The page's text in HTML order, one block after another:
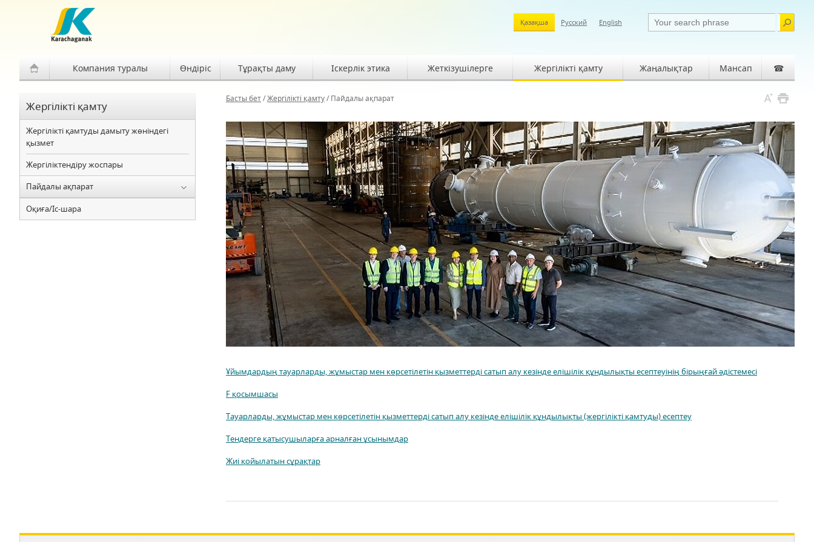
Қазақша Русский English
Компания туралы Өндіріс Тұрақты даму Іскерлік этика Жеткізушілерге Жергілікті қамту Жаңалықтар Мансап ☎
Жергілікті қамту
Жергілікті қамтуды дамыту жөніндегі
қызмет
Жергіліктендіру жоспары
Пайдалы ақпарат
Оқиға/Іс-шара
Басты бет/Жергілікті қамту/ Пайдалы ақпарат
Ұйымдардың тауарларды, жұмыстар мен көрсетілетін қызметтерді сатып алу кезінде елішілік құндылықты есептеуінің бірыңғай әдістемесі
F қосымшасы
Тауарларды, жұмыстар мен көрсетілетін қызметтерді сатып алу кезінде елішілік құндылықты (жергілікті қамтуды) есептеу
Тендерге қатысушыларға арналған ұсынымдар
Жиі қойылатын сұрақтар